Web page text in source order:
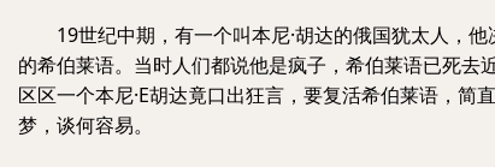
19世纪中期，有一个叫本尼·胡达的俄国犹太人，他
的希伯莱语。当时人们都说他是疯子，希伯莱语已死去
区区一个本尼·E胡达竟口出狂言，要复活希伯莱语，简
梦，谈何容易。